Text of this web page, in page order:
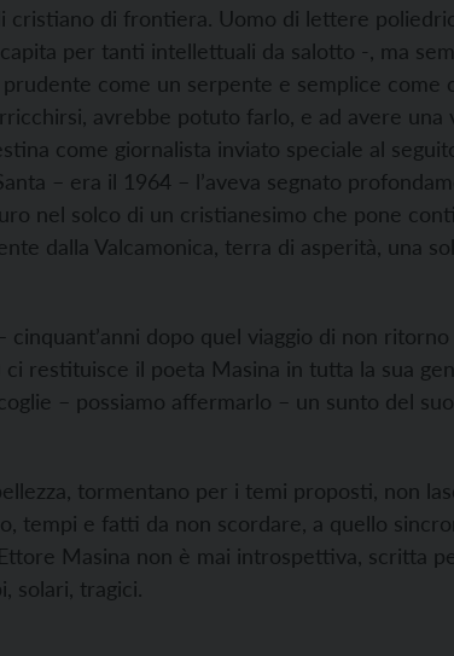
cristiano di frontiera. Uomo di lettere
per tanti intellettuali da salotto -, ma
come un serpente e semplice come
avrebbe potuto farlo, e ad avere una
come giornalista inviato speciale al
– era il 1964 – l’aveva segnato
nel solco di un cristianesimo che pone
dalla Valcamonica, terra di asperità, una
dopo quel viaggio di non ritorno
ci restituisce il poeta Masina in tutta la sua
– possiamo affermarlo – un sunto del
tormentano per i temi proposti, non
tempi e fatti da non scordare, a quello
Masina non è mai introspettiva, scritta
solari, tragici.